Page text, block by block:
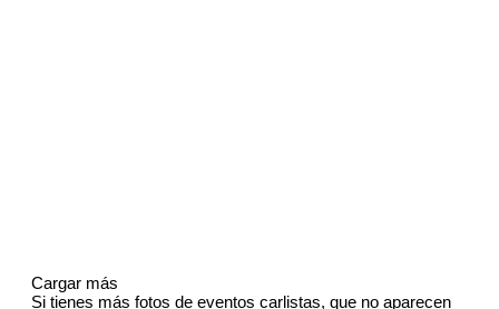
Cargar más
Si tienes más fotos de eventos carlistas, que no aparecen